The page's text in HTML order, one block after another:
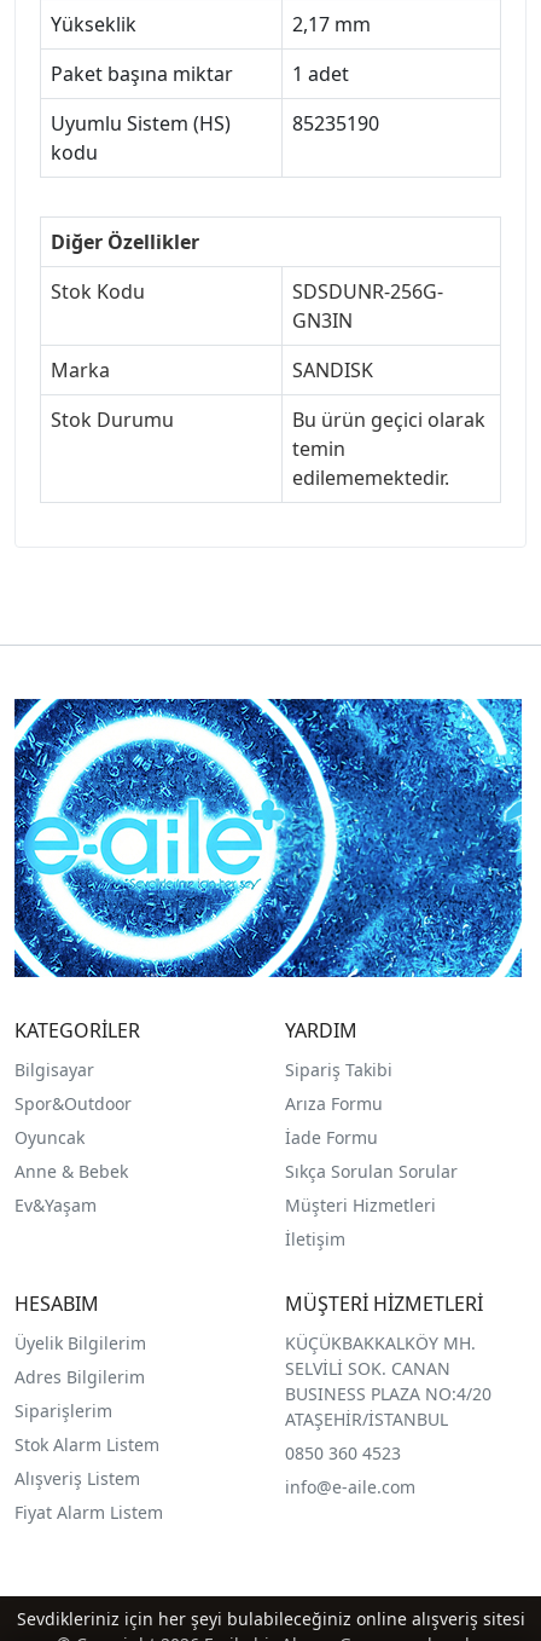
Yükseklik
2,17 mm
Paket başına miktar
1 adet
Uyumlu Sistem (HS)
kodu
85235190
Diğer Özellikler
Stok Kodu
SDSDUNR-256G-
GN3IN
Marka
SANDISK
Stok Durumu
Bu ürün geçici olarak
temin
edilememektedir.
KATEGORİLER
Bilgisayar
Spor&Outdoor
Oyuncak
Anne & Bebek
Ev&Yaşam
YARDIM
Sipariş Takibi
Arıza Formu
İade Formu
Sıkça Sorulan Sorular
Müşteri Hizmetleri
İletişim
HESABIM
Üyelik Bilgilerim
Adres Bilgilerim
Siparişlerim
Stok Alarm Listem
Alışveriş Listem
Fiyat Alarm Listem
MÜŞTERİ HİZMETLERİ
KÜÇÜKBAKKALKÖY MH.
SELVİLİ SOK. CANAN
BUSINESS PLAZA NO:4/20
ATAŞEHİR/İSTANBUL
0850 360 4523
info@e-aile.com
Sevdikleriniz için her şeyi bulabileceğiniz online alışveriş sitesi